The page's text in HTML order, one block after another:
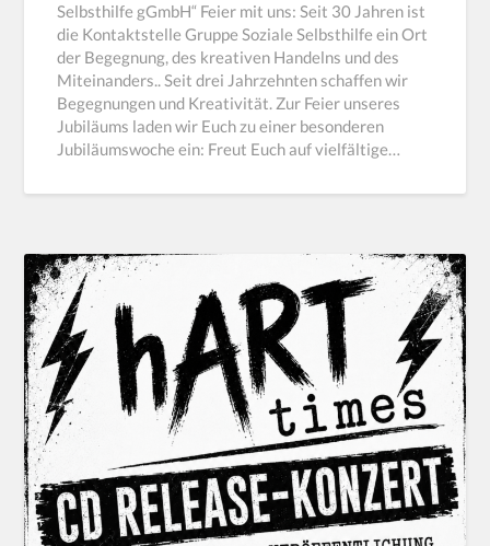
Selbsthilfe gGmbH“ Feier mit uns: Seit 30 Jahren ist
die Kontaktstelle Gruppe Soziale Selbsthilfe ein Ort
der Begegnung, des kreativen Handelns und des
Miteinanders.. Seit drei Jahrzehnten schaffen wir
Begegnungen und Kreativität. Zur Feier unseres
Jubiläums laden wir Euch zu einer besonderen
Jubiläumswoche ein: Freut Euch auf vielfältige…